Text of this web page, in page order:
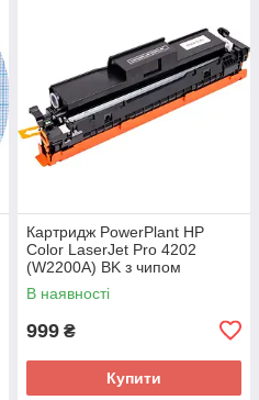
Картридж PowerPlant HP
Color LaserJet Pro 4202
(W2200A) BK з чипом
В наявності
999 ₴
Купити